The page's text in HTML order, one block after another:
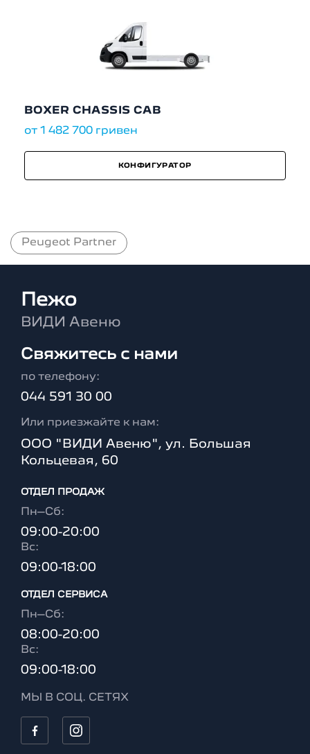
BOXER CHASSIS CAB
от 1 482 700 гривен
КОНФИГУРАТОР
Peugeot Partner
Пежо
ВИДИ Авеню
Свяжитесь с нами
по телефону:
044 591 30 00
Или приезжайте к нам:
ООО "ВИДИ Авеню", ул. Большая
Кольцевая, 60
ОТДЕЛ ПРОДАЖ
Пн–Сб:
09:00-20:00
Вc:
09:00-18:00
ОТДЕЛ CЕРВИСА
Пн–Сб:
08:00-20:00
Вc:
09:00-18:00
МЫ В СОЦ. СЕТЯХ